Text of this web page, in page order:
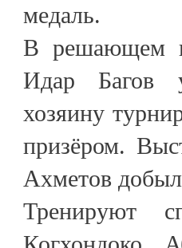
медаль.
В решающем
Идар Багов
хозяину
призёром.
Ахметов
Тренируют